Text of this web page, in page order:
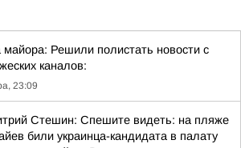
майора: Решили полистать новости с
каналов:
23:09
Стешин: Спешите видеть: на пляже
били украинца-кандидата в палату